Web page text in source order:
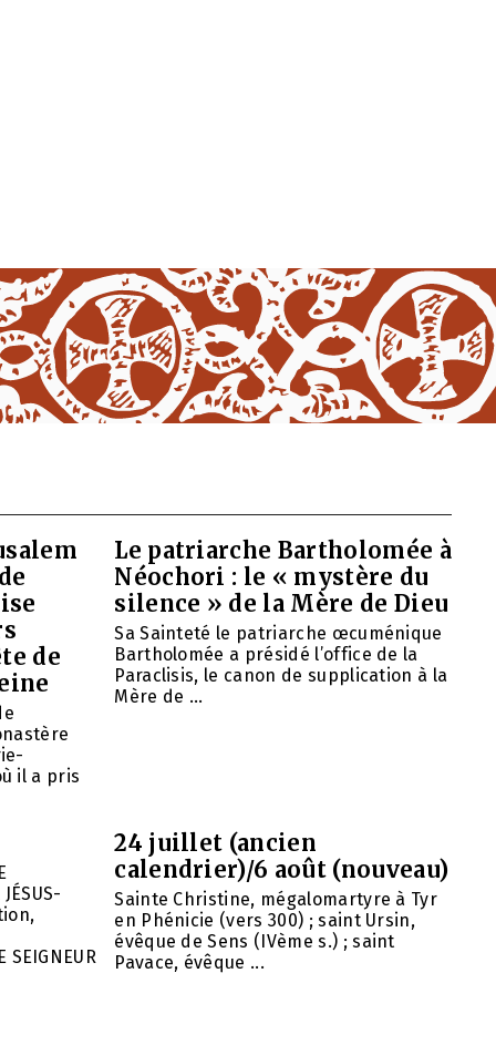
de
il a pris
Le patriarche Bartholomée à
Néochori : le « mystère du
silence » de la Mère de Dieu
Sa Sainteté le patriarche œcuménique
Bartholomée a présidé l’office de la
Paraclisis, le canon de supplication à la
Mère de ...
SEIGNEUR
24 juillet (ancien
calendrier)/6 août (nouveau)
Sainte Christine, mégalomartyre à Tyr
en Phénicie (vers 300) ; saint Ursin,
évêque de Sens (IVème s.) ; saint
Pavace, évêque ...